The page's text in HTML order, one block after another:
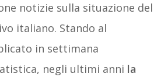
notizie sulla situazione del
italiano. Stando al
in settimana
negli ultimi anni la